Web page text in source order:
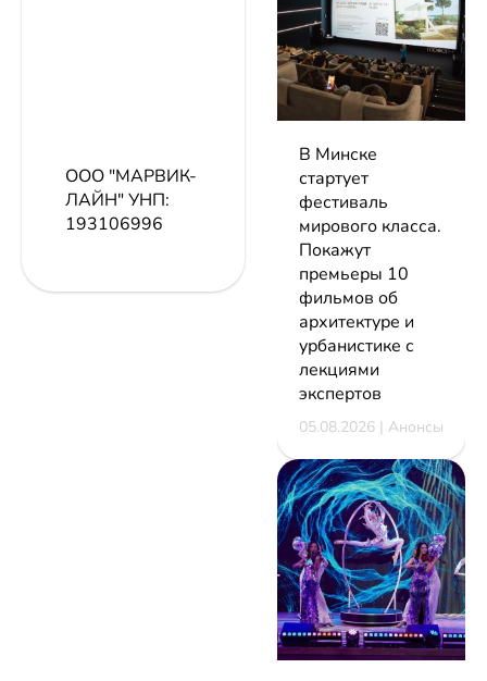
ООО "МАРВИК-
ЛАЙН"УНП:
193106996
В Минске
стартует
фестиваль
мирового класса.
Покажут
премьеры 10
фильмов об
архитектуре и
урбанистике с
лекциями
экспертов
05.08.2026 | Анонсы